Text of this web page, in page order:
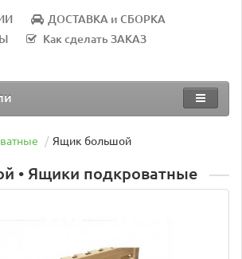
ДОСТАВКА и СБОРКА
Как сделать ЗАКАЗ
Ящик большой
• Ящики подкроватные